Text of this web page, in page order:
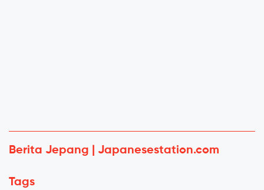
Berita Jepang | Japanesestation.com
Tags